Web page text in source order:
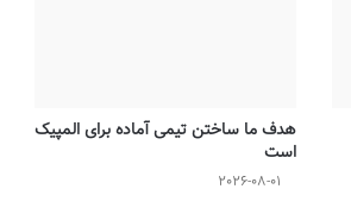
هدف ما ساختن تیمی آماده برای المپیک
است
2026-08-01